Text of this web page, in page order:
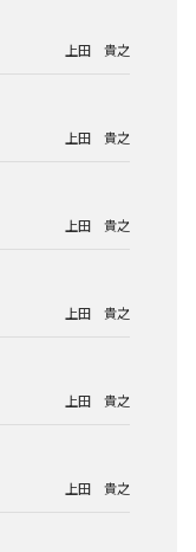
上田 貴之
上田 貴之
上田 貴之
上田 貴之
上田 貴之
上田 貴之